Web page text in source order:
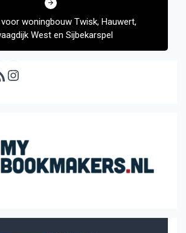
woningbouw Twisk, Hauwert,
West en Sijbekarspel
RSS feed